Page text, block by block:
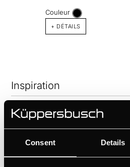
Consent Details
Couleur
+ DÉTAILS
Inspiration